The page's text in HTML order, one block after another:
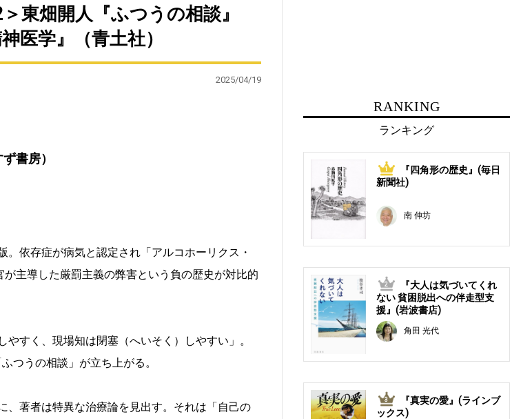
東畑開人『ふつうの相談』
医学』（青土社）
2025/04/19
書房）
依存症が病気と認定され「アルコホーリクス・
主導した厳罰主義の弊害という負の歴史が対比的
すく、現場知は閉塞（へいそく）しやすい」。
つうの相談」が立ち上がる。
、著者は特異な治療論を見出す。それは「自己の
RANKING
ランキング
1
『四角形の歴史』(毎日
新聞社)
南 伸坊
2
『大人は気づいてくれ
ない 貧困脱出への伴走型支
援』(岩波書店)
角田 光代
3
『真実の愛』(ラインブ
ックス)